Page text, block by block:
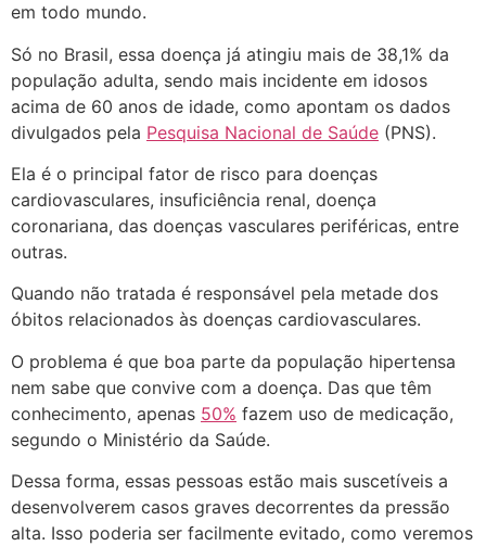
em todo mundo.
Só no Brasil, essa doença já atingiu mais de 38,1% da
população adulta, sendo mais incidente em idosos
acima de 60 anos de idade, como apontam os dados
divulgados pela Pesquisa Nacional de Saúde (PNS).
Ela é o principal fator de risco para doenças
cardiovasculares, insuficiência renal, doença
coronariana, das doenças vasculares periféricas, entre
outras.
Quando não tratada é responsável pela metade dos
óbitos relacionados às doenças cardiovasculares.
O problema é que boa parte da população hipertensa
nem sabe que convive com a doença. Das que têm
conhecimento, apenas 50% fazem uso de medicação,
segundo o Ministério da Saúde.
Dessa forma, essas pessoas estão mais suscetíveis a
desenvolverem casos graves decorrentes da pressão
alta. Isso poderia ser facilmente evitado, como veremos